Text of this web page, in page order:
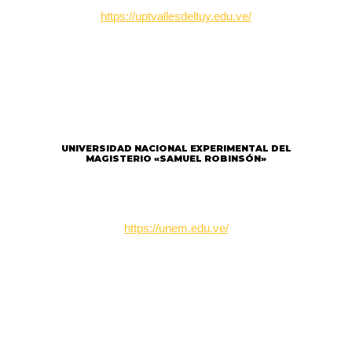
https://uptvallesdeltuy.edu.ve/
UNIVERSIDAD NACIONAL EXPERIMENTAL DEL
MAGISTERIO «SAMUEL ROBINSÓN»
https://unem.edu.ve/